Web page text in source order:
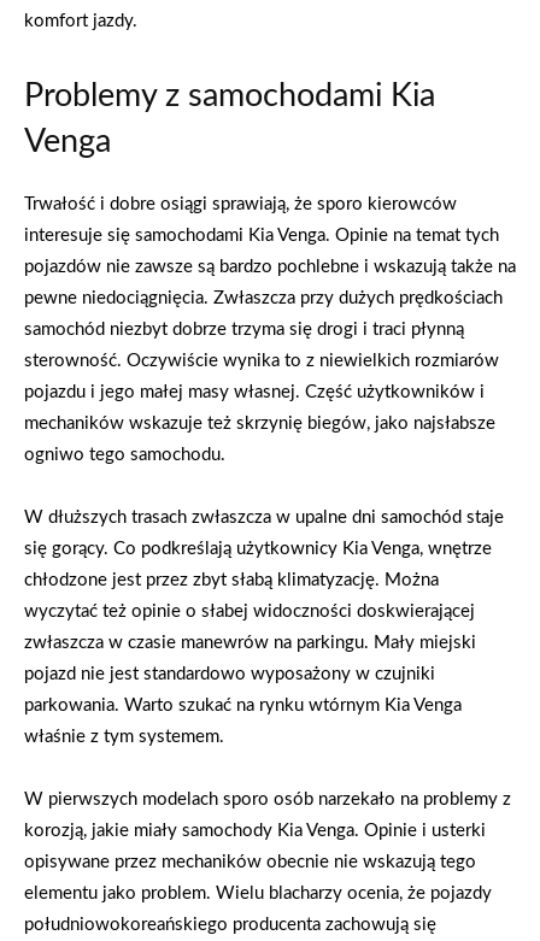
komfort jazdy.
Problemy z samochodami Kia
Venga
Trwałość i dobre osiągi sprawiają, że sporo kierowców
interesuje się samochodami Kia Venga. Opinie na temat tych
pojazdów nie zawsze są bardzo pochlebne i wskazują także na
pewne niedociągnięcia. Zwłaszcza przy dużych prędkościach
samochód niezbyt dobrze trzyma się drogi i traci płynną
sterowność. Oczywiście wynika to z niewielkich rozmiarów
pojazdu i jego małej masy własnej. Część użytkowników i
mechaników wskazuje też skrzynię biegów, jako najsłabsze
ogniwo tego samochodu.
W dłuższych trasach zwłaszcza w upalne dni samochód staje
się gorący. Co podkreślają użytkownicy Kia Venga, wnętrze
chłodzone jest przez zbyt słabą klimatyzację. Można
wyczytać też opinie o słabej widoczności doskwierającej
zwłaszcza w czasie manewrów na parkingu. Mały miejski
pojazd nie jest standardowo wyposażony w czujniki
parkowania. Warto szukać na rynku wtórnym Kia Venga
właśnie z tym systemem.
W pierwszych modelach sporo osób narzekało na problemy z
korozją, jakie miały samochody Kia Venga. Opinie i usterki
opisywane przez mechaników obecnie nie wskazują tego
elementu jako problem. Wielu blacharzy ocenia, że pojazdy
południowokoreańskiego producenta zachowują się